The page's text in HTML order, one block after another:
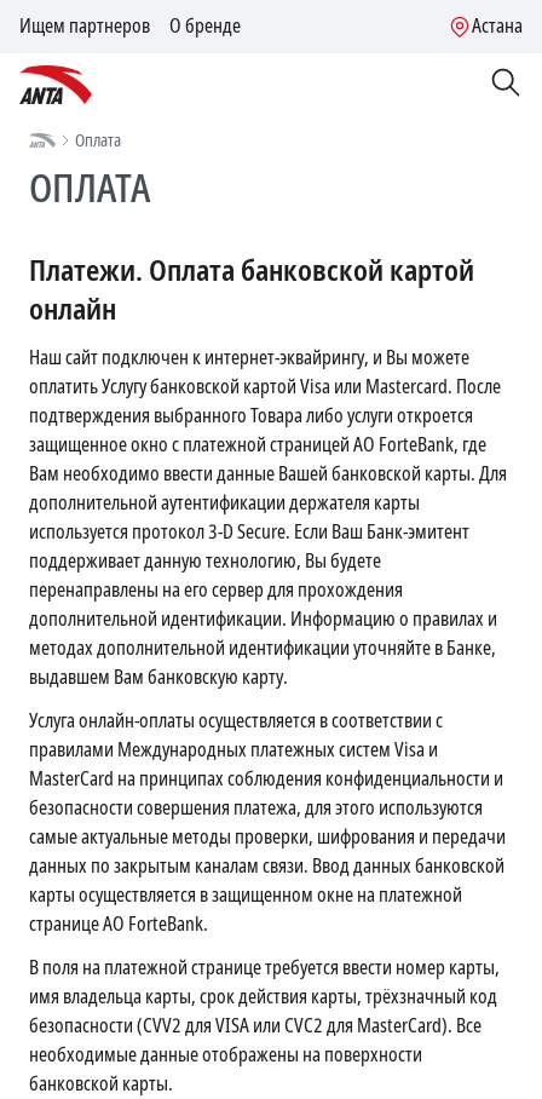
Ищем партнеров О бренде Астана
Оплата
ОПЛАТА
Платежи. Оплата банковской картой
онлайн
Наш сайт подключен к интернет-эквайрингу, и Вы можете
оплатить Услугу банковской картой Visa или Mastercard. После
подтверждения выбранного Товара либо услуги откроется
защищенное окно с платежной страницей АО ForteBank, где
Вам необходимо ввести данные Вашей банковской карты. Для
дополнительной аутентификации держателя карты
используется протокол 3-D Secure. Если Ваш Банк-эмитент
поддерживает данную технологию, Вы будете
перенаправлены на его сервер для прохождения
дополнительной идентификации. Информацию о правилах и
методах дополнительной идентификации уточняйте в Банке,
выдавшем Вам банковскую карту.
Услуга онлайн-оплаты осуществляется в соответствии с
правилами Международных платежных систем Visa и
MasterCard на принципах соблюдения конфиденциальности и
безопасности совершения платежа, для этого используются
самые актуальные методы проверки, шифрования и передачи
данных по закрытым каналам связи. Ввод данных банковской
карты осуществляется в защищенном окне на платежной
странице АО ForteBank.
В поля на платежной странице требуется ввести номер карты,
имя владельца карты, срок действия карты, трёхзначный код
безопасности (CVV2 для VISA или CVC2 для MasterCard). Все
необходимые данные отображены на поверхности
банковской карты.